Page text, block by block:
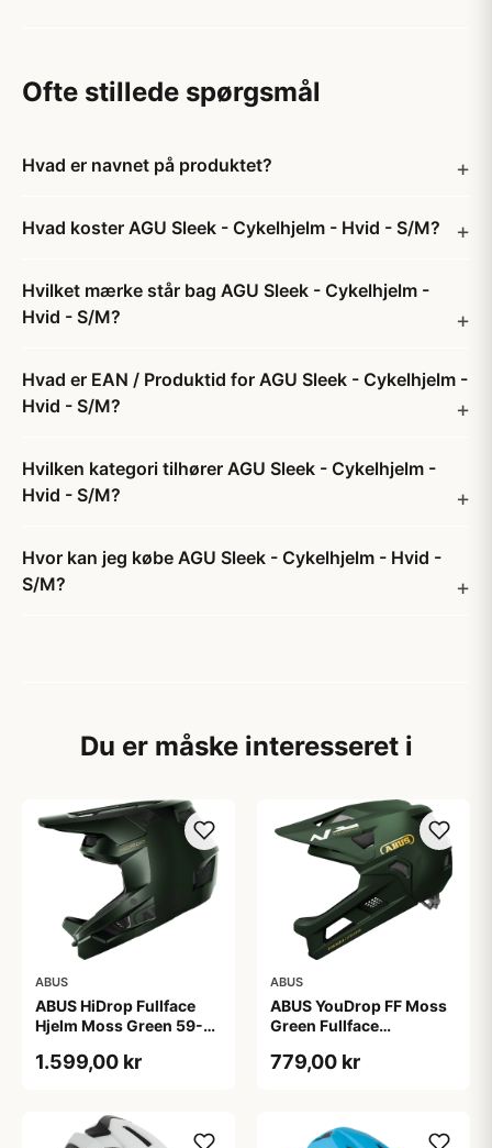
Ofte stillede spørgsmål
Hvad er navnet på produktet?
Hvad koster AGU Sleek - Cykelhjelm - Hvid - S/M?
Hvilket mærke står bag AGU Sleek - Cykelhjelm -
Hvid - S/M?
Hvad er EAN / Produktid for AGU Sleek - Cykelhjelm -
Hvid - S/M?
Hvilken kategori tilhører AGU Sleek - Cykelhjelm -
Hvid - S/M?
Hvor kan jeg købe AGU Sleek - Cykelhjelm - Hvid -
S/M?
Du er måske interesseret i
ABUS
ABUS HiDrop Fullface
Hjelm Moss Green 59-
1.599,00 kr
ABUS
ABUS YouDrop FF Moss
Green Fullface
779,00 kr